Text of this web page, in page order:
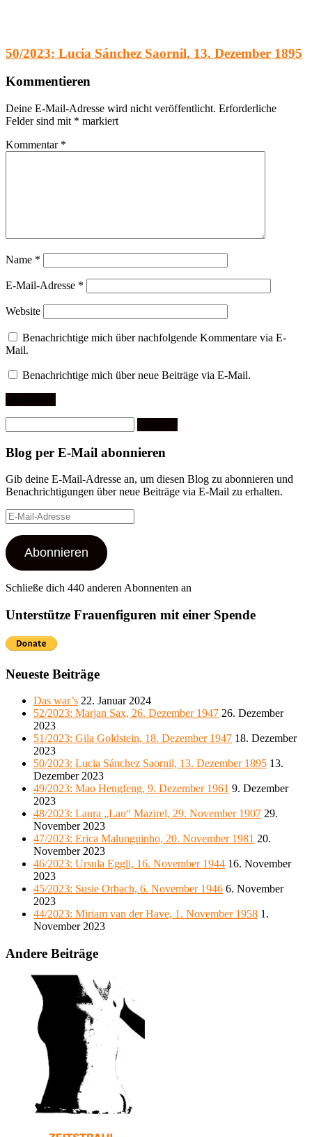
50/2023: Lucia Sánchez Saornil, 13. Dezember 1895
Kommentieren
Deine E-Mail-Adresse wird nicht veröffentlicht. Erforderliche
Felder sind mit * markiert
Kommentar *
Name *
E-Mail-Adresse *
Website
Benachrichtige mich über nachfolgende Kommentare via E-
Mail.
Benachrichtige mich über neue Beiträge via E-Mail.
nach:
Blog per E-Mail abonnieren
Gib deine E-Mail-Adresse an, um diesen Blog zu abonnieren und
Benachrichtigungen über neue Beiträge via E-Mail zu erhalten.
E-
Mail-
Adresse
Abonnieren
Schließe dich 440 anderen Abonnenten an
Unterstütze Frauenfiguren mit einer Spende
Neueste Beiträge
Das war’s 22. Januar 2024
52/2023: Marjan Sax, 26. Dezember 1947 26. Dezember
2023
51/2023: Gila Goldstein, 18. Dezember 1947 18. Dezember
2023
50/2023: Lucia Sánchez Saornil, 13. Dezember 1895 13.
Dezember 2023
49/2023: Mao Hengfeng, 9. Dezember 1961 9. Dezember
2023
48/2023: Laura „Lau“ Mazirel, 29. November 1907 29.
November 2023
47/2023: Erica Malunguinho, 20. November 1981 20.
November 2023
46/2023: Ursula Eggli, 16. November 1944 16. November
2023
45/2023: Susie Orbach, 6. November 1946 6. November
2023
44/2023: Miriam van der Have, 1. November 1958 1.
November 2023
Andere Beiträge